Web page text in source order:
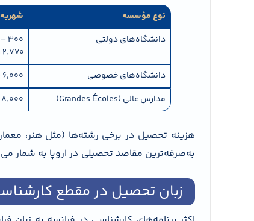
نوع مؤسسه
دانشگاه‌های دولتی
2,770 رسمی
دانشگاه‌های خصوصی 6,000 – 12,000
مدارس عالی (Grandes Écoles)
8,000 – 15,000
هزینه تحصیل در برخی رشته‌ها (مثل هنر،
به‌صرفه‌ترین مقاصد تحصیلی در اروپا به شمار
زبان تحصیل در مقطع